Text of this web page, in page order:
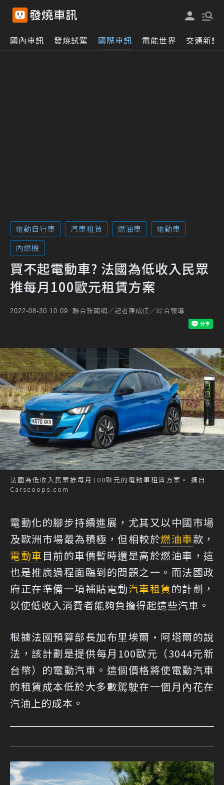
國內車訊 發燒試駕 國際車訊 電能世界 交通新訊
電動自行車 汽車租賃 燃油車
電動車
內燃機
買不起電動車? 法國為低收入民眾
推每月100歐元租賃方案
2022-08-30 10:09 聯合新聞網／記者陳威任／綜合報導
法國為低收入民眾推每月100歐元的電動車租賃方案。 摘自
Carscoops.com
電動化的腳步持續進展，尤其又以中國市場
及歐洲市場最為積極，但相較於燃油車款，
電動車 目前的車價暫時還是高於燃油車，這
也是推廣過程面臨到的問題之一。而法國政
府正在準備一項補貼電動汽車租賃的計劃，
以使低收入消費者能夠負擔得起這些汽車。
根據法國預算部長加布里埃爾·阿塔爾的說
法，該計劃是提供每月100歐元（3044元新
台幣）的電動汽車。這個價格將使電動汽車
的租賃成本低於大多數駕駛在一個月內花在
汽油上的成本。